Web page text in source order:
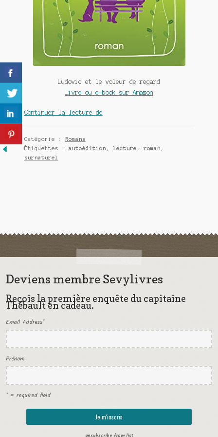
Meurtre en alternance
Meurtre sous couverture
Mon admirateur de l’avent
Mon Compte
Panier
Sans retour
Sauver ou périr
Ludovic et le voleur de regard
Livre ou e-book sur Amazon
Continuer la lecture deLudovic
Catégorie :
Romans
Étiquettes : autoédition , lecture , roman ,
surnaturel
Deviens membre Sevylivres
Reçois la première enquête du capitaine
Thébault en cadeau.
Email Address*
Prénom
* = required field